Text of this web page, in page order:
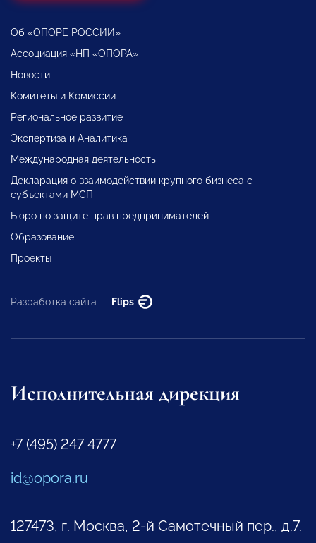
Об «ОПОРЕ РОССИИ»
Ассоциация «НП «ОПОРА»
Новости
Комитеты и Комиссии
Региональное развитие
Экспертиза и Аналитика
Международная деятельность
Декларация о взаимодействии крупного бизнеса с
субъектами МСП
Бюро по защите прав предпринимателей
Образование
Проекты
Разработка сайта — Flips
Исполнительная дирекция
+7 (495) 247 4777
id@opora.ru
127473, г. Москва, 2-й Самотечный пер., д.7.